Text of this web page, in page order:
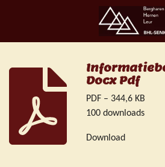
naar
hoofdinhoud
Docx Pdf
PDF – 344,6 KB
100 downloads
Download